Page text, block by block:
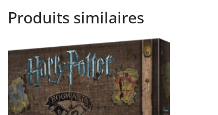
Produits similaires